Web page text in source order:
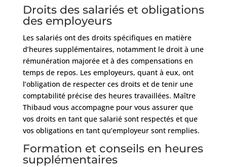
Droits des salariés et obligations
des employeurs
Les salariés ont des droits spécifiques en matière
d’heures supplémentaires, notamment le droit à une
rémunération majorée et à des compensations en
temps de repos. Les employeurs, quant à eux, ont
l’obligation de respecter ces droits et de tenir une
comptabilité précise des heures travaillées. Maître
Thibaud vous accompagne pour vous assurer que
vos droits en tant que salarié sont respectés et que
vos obligations en tant qu’employeur sont remplies.
Formation et conseils en heures
supplémentaires